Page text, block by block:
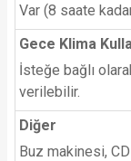
Var (8 saate
Gece Klima
İsteğe bağlı
verilebilir.
Diğer
Buz makinesi, CD